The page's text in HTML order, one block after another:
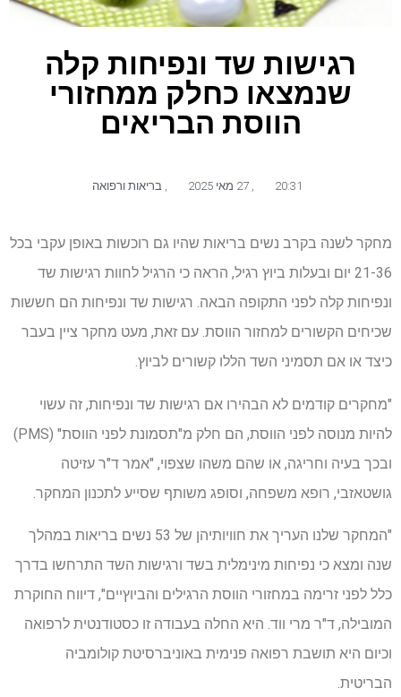
רגישות שד ונפיחות קלה
שנמצאו כחלק ממחזורי
הווסת הבריאים
20:31 27 מאי 2025 בריאות ורפואה
מחקר לשנה בקרב נשים בריאות שהיו גם רוכשות באופן עקבי בכל
21-36 יום ובעלות ביוץ רגיל, הראה כי הרגיל לחוות רגישות שד
ונפיחות קלה לפני התקופה הבאה. רגישות שד ונפיחות הם חששות
שכיחים הקשורים למחזור הווסת. עם זאת, מעט מחקר ציין בעבר
כיצד או אם תסמיני השד הללו קשורים לביוץ.
"מחקרים קודמים לא הבהירו אם רגישות שד ונפיחות, זה עשוי
להיות מנוסה לפני הווסת, הם חלק מ"תסמונת לפני הווסת" (PMS)
ובכך בעיה וחריגה, או שהם משהו שצפוי, "אמר ד"ר עזיטה
גושטאזבי, רופא משפחה, וסופג משותף שסייע לתכנון המחקר.
"המחקר שלנו העריך את חוויותיהן של 53 נשים בריאות במהלך
שנה ומצא כי נפיחות מינימלית בשד ורגישות השד התרחשו בדרך
כלל לפני זרימה במחזורי הווסת הרגילים והביוץיים", דיווח החוקרת
המובילה, ד"ר מרי ווד. היא החלה בעבודה זו כסטודנטית לרפואה
וכיום היא תושבת רפואה פנימית באוניברסיטת קולומביה
הבריטית.